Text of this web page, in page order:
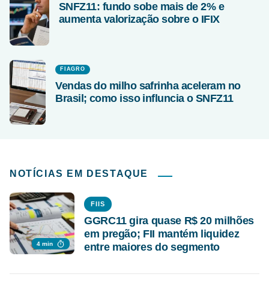
SNFZ11: fundo sobe mais de 2% e
aumenta valorização sobre o IFIX
FIAGRO
Vendas do milho safrinha aceleram no
Brasil; como isso influncia o SNFZ11
NOTÍCIAS EM DESTAQUE
4 min
FIIS
GGRC11 gira quase R$ 20 milhões
em pregão; FII mantém liquidez
entre maiores do segmento